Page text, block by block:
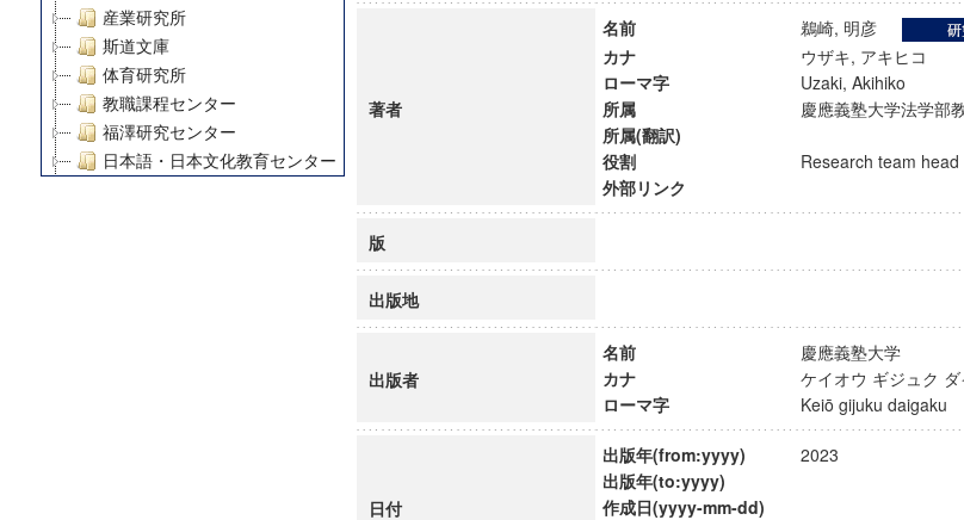
産業研究所
斯道文庫
体育研究所
教職課程センター
福澤研究センター
日本語・日本文化教育センター
デジタルメディア・コンテンツ統合研究センター
グローバルリサーチインスティテュート
慶應義塾大学グローバルCOEプログラム市民社会ガバナンス教育研究センター
慶應義塾大学グローバルCOEプログラム論理と感性の先端的教育研究拠点
博士課程教育リーディングプログラム「超成熟社会発展のサイエンス」
著者
名前
鵜崎, 明彦
カナ
ウザキ, アキヒコ
ローマ字
Uzaki, Akihiko
所属
慶應義塾大学法学部
所属(翻訳)
役割
Research team
外部リンク
版
出版地
出版者
名前
慶應義塾大学
カナ
ケイオウ ギジュク
ローマ字
Keiō gijuku daigaku
日付
出版年(from:yyyy)
2023
出版年(to:yyyy)
作成日(yyyy-mm-dd)